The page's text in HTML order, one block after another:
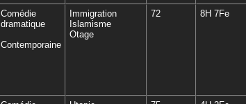
Comédie
dramatique
Contemporaine
Immigration
Islamisme
Otage
72 8H 7Fe